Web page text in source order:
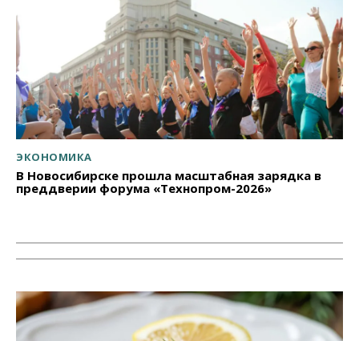
ЭКОНОМИКА
В Новосибирске прошла масштабная зарядка в
преддверии форума «Технопром-2026»